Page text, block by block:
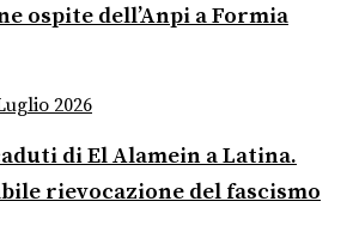
ospite dell’Anpi a Formia
2026
di El Alamein a Latina.
rievocazione del fascismo